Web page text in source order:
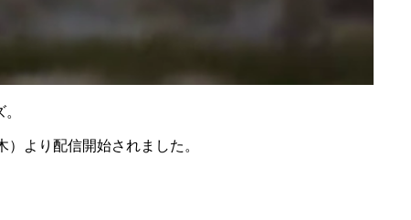
）より配信開始されました。